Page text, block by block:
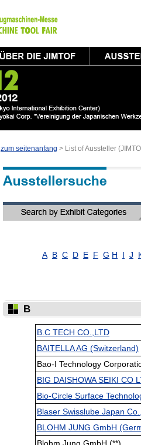
zum seitenanfang > List of Aussteller
A B C D E F G H I J
B
B.C TECH CO.,LTD
BAITELLA AG (Switzerland)
Bao-I Technology
BIG DAISHOWA SEIKI CO
Bio-Circle Surface
Blaser Swisslube Japan
BLOHM JUNG GmbH